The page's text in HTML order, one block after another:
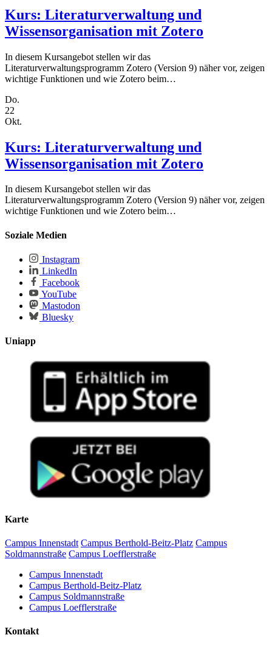
Kurs: Literaturverwaltung und
Wissensorganisation mit Zotero
In diesem Kursangebot stellen wir das
Literaturverwaltungsprogramm Zotero (Version 9) näher vor, zeigen
wichtige Funktionen und wie Zotero beim…
Do.
22
Okt.
Kurs: Literaturverwaltung und
Wissensorganisation mit Zotero
In diesem Kursangebot stellen wir das
Literaturverwaltungsprogramm Zotero (Version 9) näher vor, zeigen
wichtige Funktionen und wie Zotero beim…
Soziale Medien
Instagram
LinkedIn
Facebook
YouTube
Mastodon
Bluesky
Uniapp
Karte
Campus Innenstadt Campus Berthold-Beitz-Platz Campus
Soldmannstraße Campus Loefflerstraße
Campus Innenstadt
Campus Berthold-Beitz-Platz
Campus Soldmannstraße
Campus Loefflerstraße
Kontakt